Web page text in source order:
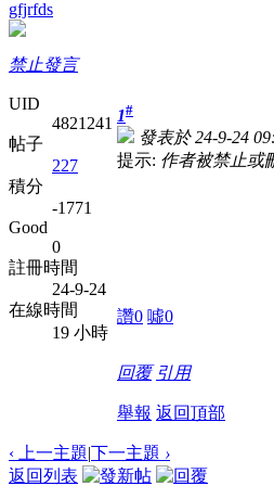
gfjrfds
禁止發言
UID
4821241
帖子
227
積分
-1771
Good
0
註冊時間
24-9-24
在線時間
19 小時
1#
發表於 24-9-24
提示: 作者被禁止或
讚0 噓0
回覆 引用
舉報 返回頂部
‹ 上一主題|下一主題 ›
返回列表